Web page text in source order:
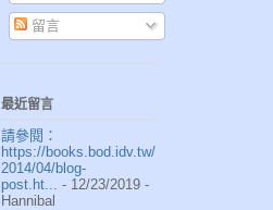
留言
最近留言
請參閱：
https://books.bod.idv.tw/
2014/04/blog-
post.ht...
- 12/23/2019 -
Hannibal